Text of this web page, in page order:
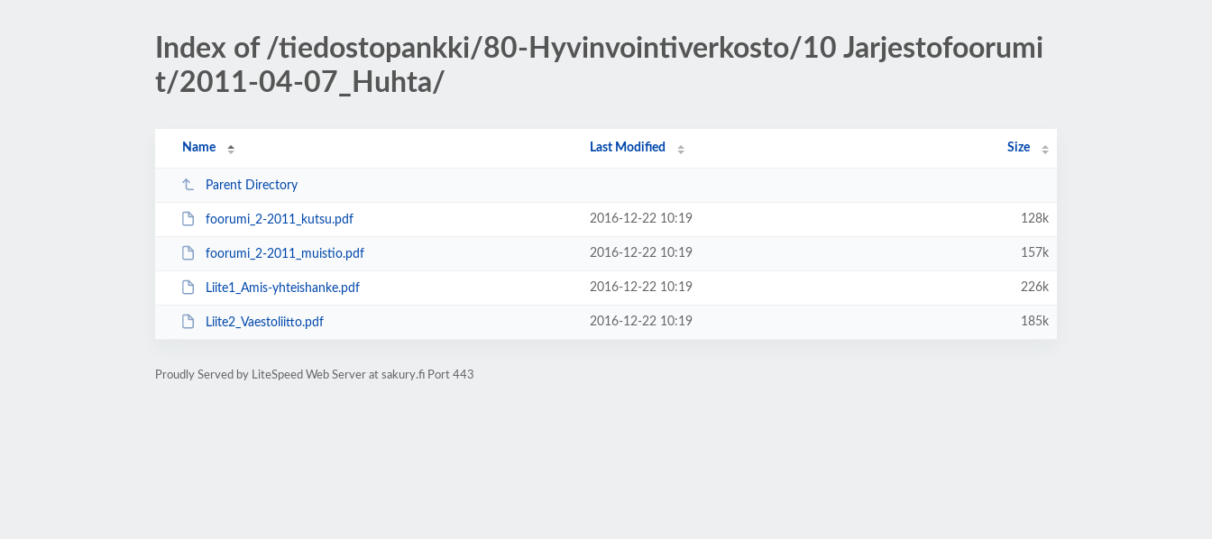
Index of /tiedostopankki/80-Hyvinvointiverkosto/10 Jarjestofoorumi
t/2011-04-07_Huhta/
Name Last Modified Size
Parent Directory
foorumi_2-2011_kutsu.pdf 2016-12-22 10:19 128k
foorumi_2-2011_muistio.pdf 2016-12-22 10:19 157k
Liite1_Amis-yhteishanke.pdf 2016-12-22 10:19 226k
Liite2_Vaestoliitto.pdf 2016-12-22 10:19 185k
Proudly Served by LiteSpeed Web Server at sakury.fi Port 443